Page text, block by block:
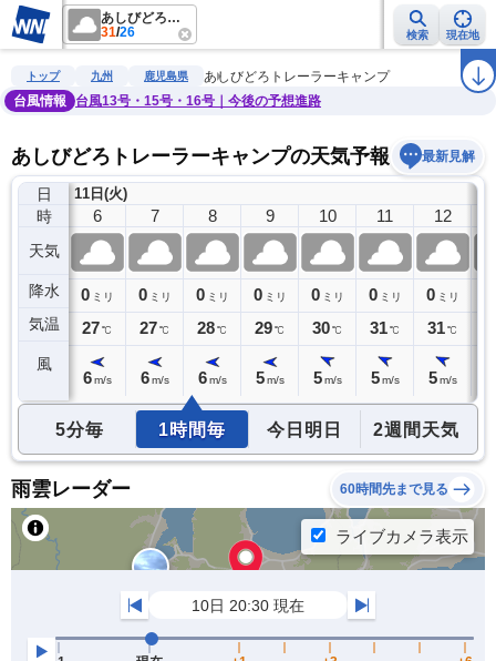
あしびどろトレーラーキャンプ
31/26 検索 現在地
雨雲レーダー 台風情報 地震情報 警報・注意報 2週間天気 ラ
トップ 九州 鹿児島県
あしびどろトレーラーキャンプ
台風情報
台風13号・15号・16号｜今後の予想進路
あしびどろトレーラーキャンプの天気予報 最新見解
日
時
天気
降水
気温
風
11日(火)
5
0ミリ
27℃
6
0 ミリ
27℃
6 m/s
7
0 ミリ
27℃
6 m/s
8
0 ミリ
28℃
6 m/s
9
0 ミリ
29℃
5 m/s
10
0 ミリ
30℃
5 m/s
11
0 ミリ
31℃
5 m/s
12
0 ミリ
31℃
5 m/s
5分毎 1時間毎 今日明日 2週間天気
雨雲レーダー 60時間先まで見る